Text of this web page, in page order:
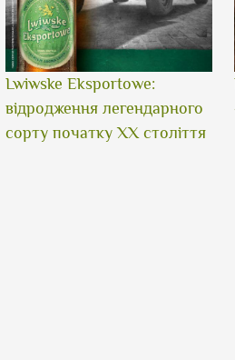
Lwiwske Eksportowe:
відродження легендарного
сорту початку XX століття